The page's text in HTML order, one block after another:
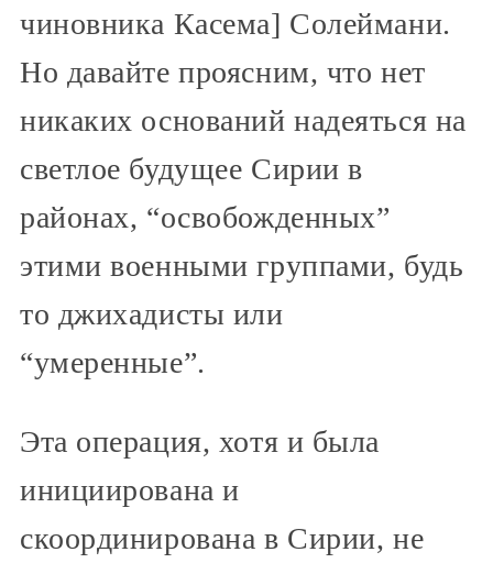
чиновника Касема] Солеймани.
Но давайте проясним, что нет
никаких оснований надеяться на
светлое будущее Сирии в
районах, “освобожденных”
этими военными группами, будь
то джихадисты или
“умеренные”.
Эта операция, хотя и была
инициирована и
скоординирована в Сирии, не